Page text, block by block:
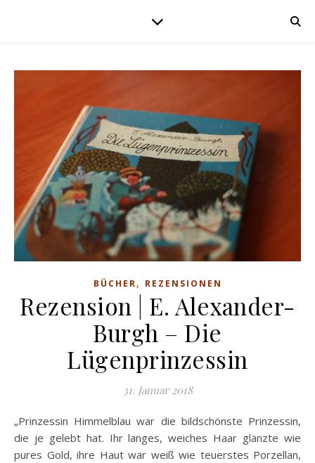
BÜCHER, REZENSIONEN
Rezension | E. Alexander-
Burgh – Die
Lügenprinzessin
31. Januar 2018
„Prinzessin Himmelblau war die bildschönste Prinzessin,
die je gelebt hat. Ihr langes, weiches Haar glänzte wie
pures Gold, ihre Haut war weiß wie teuerstes Porzellan,